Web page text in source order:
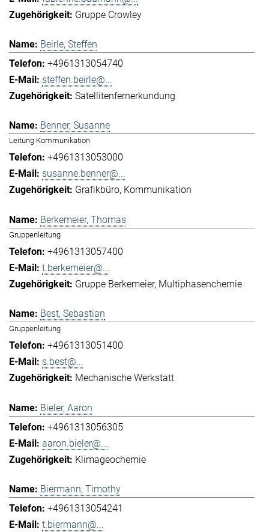
Gruppe Crowley
Beirle, Steffen
+4961313054740
steffen.beirle@...
Satellitenfernerkundung
Benner, Susanne
Leitung Kommunikation
+4961313053000
susanne.benner@...
Grafikbüro Kommunikation
Berkemeier, Thomas
Gruppenleitung
+4961313057400
t.berkemeier@...
Gruppe Berkemeier Multiphasenchemie
Best, Sebastian
Gruppenleitung
+4961313051400
s.best@...
Mechanische Werkstatt
Bieler, Aaron
+4961313056305
aaron.bieler@...
Klimageochemie
Biermann, Timothy
+4961313054241
t.biermann@...